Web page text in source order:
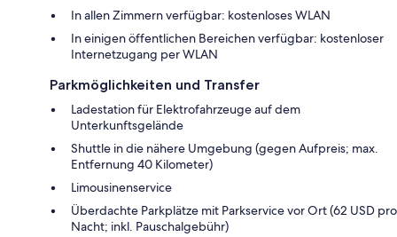
In allen Zimmern verfügbar: kostenloses WLAN
In einigen öffentlichen Bereichen verfügbar: kostenloser
Internetzugang per WLAN
Parkmöglichkeiten und Transfer
Ladestation für Elektrofahrzeuge auf dem
Unterkunftsgelände
Shuttle in die nähere Umgebung (gegen Aufpreis; max.
Entfernung 40 Kilometer)
Limousinenservice
Überdachte Parkplätze mit Parkservice vor Ort (62 USD pro
Nacht; inkl. Pauschalgebühr)